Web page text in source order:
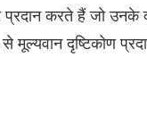
प्रदान करते हैं जो
मूल्यवान दृष्टिकोण